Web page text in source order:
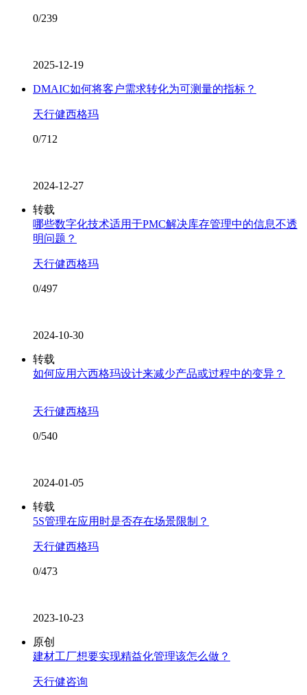
0/239
2025-12-19
DMAIC如何将客户需求转化为可测量的指标？
天行健西格玛
0/712
2024-12-27
转载
哪些数字化技术适用于PMC解决库存管理中的信息不透
明问题？
天行健西格玛
0/497
2024-10-30
转载
如何应用六西格玛设计来减少产品或过程中的变异？
天行健西格玛
0/540
2024-01-05
转载
5S管理在应用时是否存在场景限制？
天行健西格玛
0/473
2023-10-23
原创
建材工厂想要实现精益化管理该怎么做？
天行健咨询